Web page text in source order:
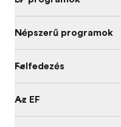
Népszerű programok
Felfedezés
Az EF